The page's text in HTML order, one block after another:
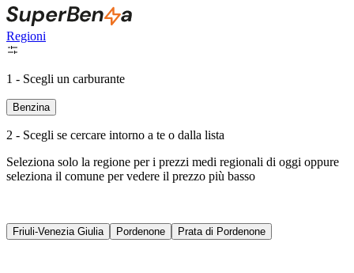
Regioni
1 - Scegli un carburante
Benzina
2 - Scegli se cercare intorno a te o dalla lista
Seleziona solo la regione per i prezzi medi regionali di oggi oppure
seleziona il comune per vedere il prezzo più basso
Friuli-Venezia Giulia Pordenone Prata di Pordenone